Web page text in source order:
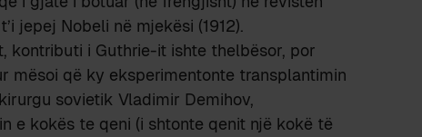
jepej Nobeli në mjekësi (1912).
kontributi i Guthrie-it ishte thelbësor, por
mësoi që ky eksperimentonte transplantimin
sovietik Vladimir Demihov,
e kokës te qeni (i shtonte qenit një kokë të